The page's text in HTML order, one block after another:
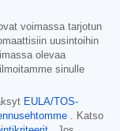
voimassa tarjotun
uusintoihin
olevaa
sinulle
EULA/TOS-
. Katso